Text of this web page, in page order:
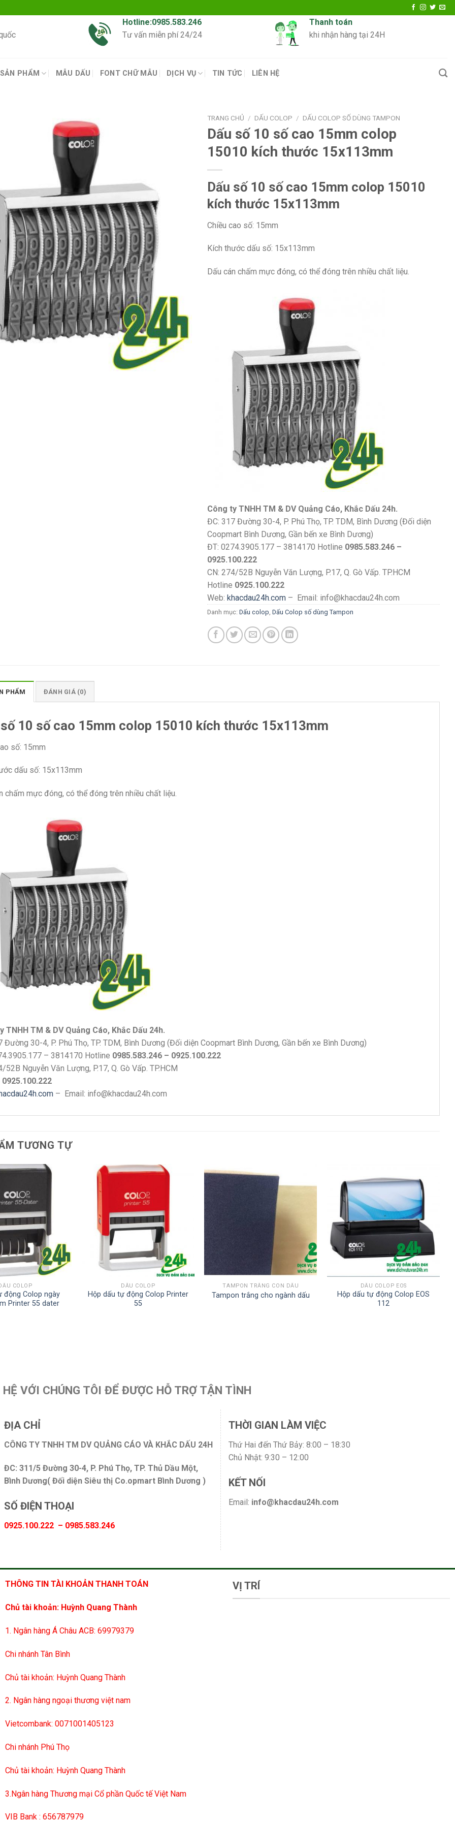
Hotline:0985.583.246
Tư vấn miễn phí 24/24
Thanh toán
khi nhận hàng tại 24H
SẢN PHẨM MẪU DẤU FONT CHỮ MẪU DỊCH VỤ TIN TỨC LIÊN HỆ
TRANG CHỦ / DẤU COLOP / DẤU COLOP SỐ DÙNG TAMPON
Dấu số 10 số cao 15mm colop
15010 kích thước 15x113mm
Dấu số 10 số cao 15mm colop 15010
kích thước 15x113mm
Chiều cao số: 15mm
Kích thước dấu số: 15x113mm
Dấu cán chấm mực đóng, có thể đóng trên nhiều chất liệu.
Công ty TNHH TM & DV Quảng Cáo, Khắc Dấu 24h.
ĐC: 317 Đường 30-4, P. Phú Thọ, TP. TDM, Bình Dương (Đối diện
Coopmart Bình Dương, Gần bến xe Bình Dương)
ĐT: 0274.3905.177 – 3814170 Hotline 0985.583.246 –
0925.100.222
CN: 274/52B Nguyễn Văn Lượng, P.17, Q. Gò Vấp. TP.HCM
Hotline 0925.100.222
Web: khacdau24h.com– Email: info@khacdau24h.com
Danh mục: Dấu colop Dấu Colop số dùng Tampon
PHẨM ĐÁNH GIÁ (0)
số 10 số cao 15mm colop 15010 kích thước 15x113mm
số: 15mm
dấu số: 15x113mm
chấm mực đóng, có thể đóng trên nhiều chất liệu.
TNHH TM & DV Quảng Cáo, Khắc Dấu 24h.
Đường 30-4, P. Phú Thọ, TP. TDM, Bình Dương (Đối diện Coopmart Bình Dương, Gần bến xe Bình Dương)
– 3814170 Hotline 0985.583.246 – 0925.100.222
52B Nguyễn Văn Lượng, P.17, Q. Gò Vấp. TP.HCM
0925.100.222
– Email: info@khacdau24h.com
TƯƠNG TỰ
COLOP
động Colop ngày
Printer 55 dater
DẤU COLOP
Hộp dấu tự động Colop Printer
55
TAMPON TRẮNG CON DẤU
Tampon trắng cho ngành dấu
DẤU COLOP EOS
Hộp dấu tự động Colop EOS
112
HỆ VỚI CHÚNG TÔI ĐỂ ĐƯỢC HỖ TRỢ TẬN TÌNH
ĐỊA CHỈ
CÔNG TY TNHH TM DV QUẢNG CÁO VÀ KHẮC DẤU 24H
ĐC: 311/5 Đường 30-4, P. Phú Thọ, TP. Thủ Dầu Một,
Bình Dương( Đối diện Siêu thị Co.opmart Bình Dương )
SỐ ĐIỆN THOẠI
0925.100.222 – 0985.583.246
THỜI GIAN LÀM VIỆC
Thứ Hai đến Thứ Bảy: 8:00 – 18:30
Chủ Nhật: 9:30 – 12:00
KẾT NỐI
Email: info@khacdau24h.com
THÔNG TIN TÀI KHOẢN THANH TOÁN
Chủ tài khoản: Huỳnh Quang Thành
1. Ngân hàng Á Châu ACB: 69979379
Chi nhánh Tân Bình
Chủ tài khoản: Huỳnh Quang Thành
2. Ngân hàng ngoại thương việt nam
Vietcombank: 0071001405123
Chi nhánh Phú Thọ
Chủ tài khoản: Huỳnh Quang Thành
3.Ngân hàng Thương mại Cổ phần Quốc tế Việt Nam
VIB Bank : 656787979
VỊ TRÍ